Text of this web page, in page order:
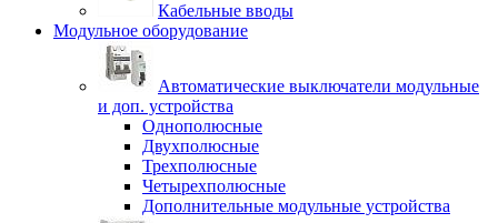
Кабельные вводы
Модульное оборудование
Автоматические выключатели модульные
и доп. устройства
Однополюсные
Двухполюсные
Трехполюсные
Четырехполюсные
Дополнительные модульные устройства